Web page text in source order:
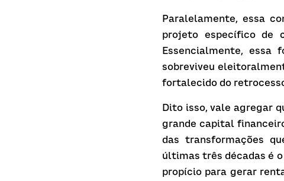
Paralelamente, essa
projeto específico de
Essencialmente, essa
sobreviveu
fortalecido do
Dito isso, vale agregar
grande capital
das transformações
últimas três décadas é
propício para gerar